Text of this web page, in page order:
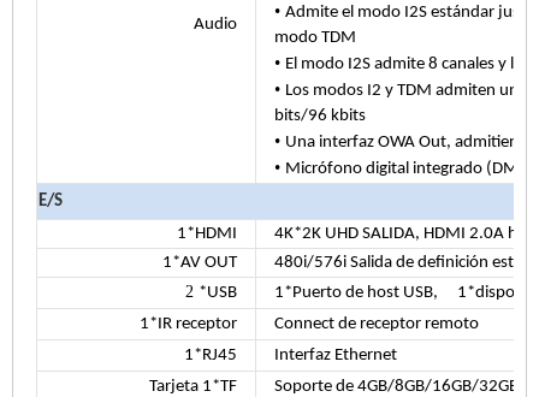
Audio
• Admite el modo I2S estándar
modo TDM
• El modo I2S admite 8 canales y la
• Los modos I2 y TDM admiten un
bits/96 kbits
• Una interfaz OWA Out,
• Micrófono digital integrado
E/S
1*HDMI
4K*2K UHD SALIDA, HDMI 2.0A
1*AV OUT
480i/576i Salida de definición
2 *USB 1*Puerto de host USB,
1*IR receptor
Connect de receptor remoto
1*RJ45
Interfaz Ethernet
Tarjeta 1*TF
Soporte de 4GB/8GB/16GB/32GB/